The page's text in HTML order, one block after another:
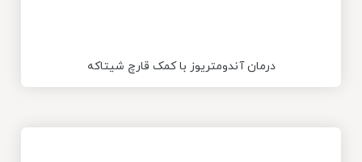
درمان آندومتریوز با کمک قارچ شیتاکه